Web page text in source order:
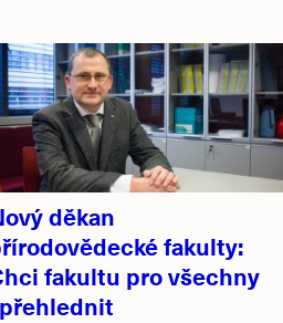
děkan
fakulty:
fakultu pro všechny